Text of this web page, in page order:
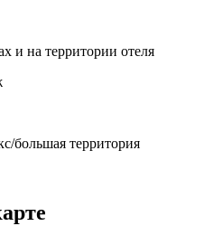
и на территории отеля
большая территория